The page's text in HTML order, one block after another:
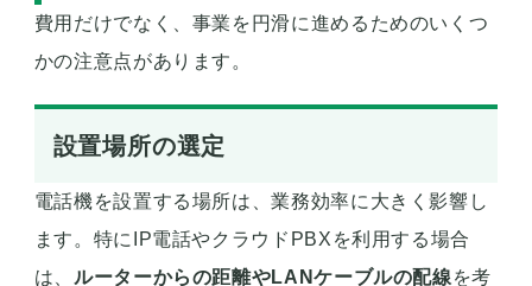
費用だけでなく、事業を円滑に進めるためのいくつ
かの注意点があります。
設置場所の選定
電話機を設置する場所は、業務効率に大きく影響し
ます。特にIP電話やクラウドPBXを利用する場合
は、 ルーターからの距離やLANケーブルの配線を考